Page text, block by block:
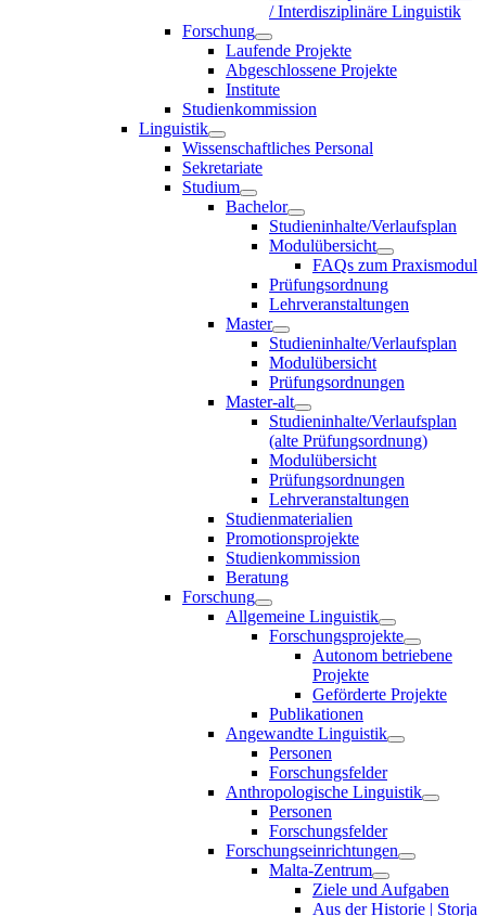
/ Interdisziplinäre Linguistik
Forschung
Laufende Projekte
Abgeschlossene Projekte
Institute
Studienkommission
Linguistik
Wissenschaftliches Personal
Sekretariate
Studium
Bachelor
Studieninhalte/Verlaufsplan
Modulübersicht
FAQs zum Praxismodul
Prüfungsordnung
Lehrveranstaltungen
Master
Studieninhalte/Verlaufsplan
Modulübersicht
Prüfungsordnungen
Master-alt
Studieninhalte/Verlaufsplan
(alte Prüfungsordnung)
Modulübersicht
Prüfungsordnungen
Lehrveranstaltungen
Studienmaterialien
Promotionsprojekte
Studienkommission
Beratung
Forschung
Allgemeine Linguistik
Forschungsprojekte
Autonom betriebene
Projekte
Geförderte Projekte
Publikationen
Angewandte Linguistik
Personen
Forschungsfelder
Anthropologische Linguistik
Personen
Forschungsfelder
Forschungseinrichtungen
Malta-Zentrum
Ziele und Aufgaben
Aus der Historie | Storja